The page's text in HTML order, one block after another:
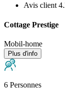
Avis client
Cottage Prestige
Mobil-home
Plus d'info
6 Personnes